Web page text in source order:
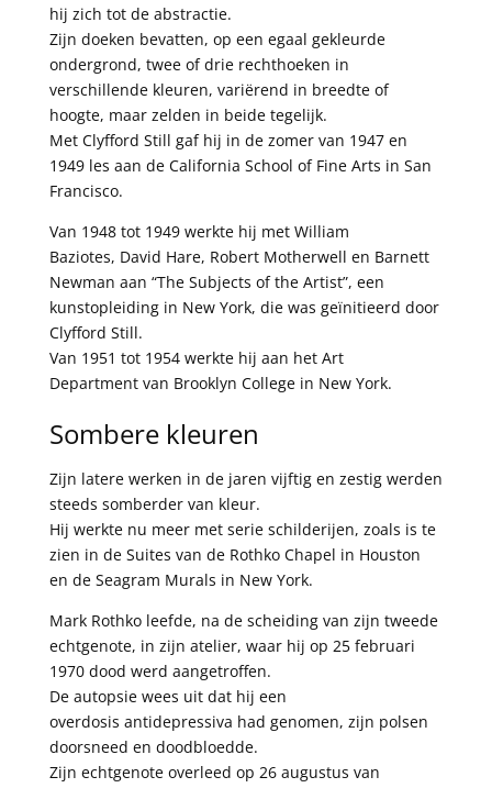
hij zich tot de abstractie.
Zijn doeken bevatten, op een egaal gekleurde
ondergrond, twee of drie rechthoeken in
verschillende kleuren, variërend in breedte of
hoogte, maar zelden in beide tegelijk.
Met Clyfford Still gaf hij in de zomer van 1947 en
1949 les aan de California School of Fine Arts in San
Francisco.
Van 1948 tot 1949 werkte hij met William
Baziotes, David Hare, Robert Motherwell en Barnett
Newman aan “The Subjects of the Artist”, een
kunstopleiding in New York, die was geïnitieerd door
Clyfford Still.
Van 1951 tot 1954 werkte hij aan het Art
Department van Brooklyn College in New York.
Sombere kleuren
Zijn latere werken in de jaren vijftig en zestig werden
steeds somberder van kleur.
Hij werkte nu meer met serie schilderijen, zoals is te
zien in de Suites van de Rothko Chapel in Houston
en de Seagram Murals in New York.
Mark Rothko leefde, na de scheiding van zijn tweede
echtgenote, in zijn atelier, waar hij op 25 februari
1970 dood werd aangetroffen.
De autopsie wees uit dat hij een
overdosis antidepressiva had genomen, zijn polsen
doorsneed en doodbloedde.
Zijn echtgenote overleed op 26 augustus van